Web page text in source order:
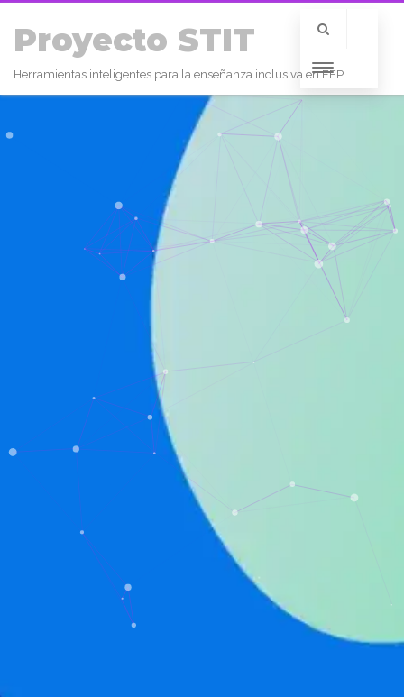
Proyecto STIT
Herramientas inteligentes para la enseñanza inclusiva en EFP